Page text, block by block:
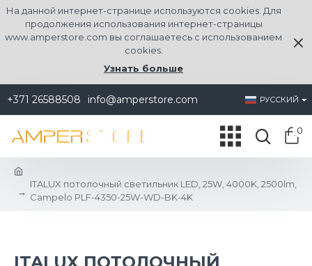
На данной интернет-странице используются cookies. Для
продолжения использования интернет-страницы
www.amperstore.com вы соглашаетесь с использованием
cookies.
Узнать больше
+371 26588508 info@amperstore.com РУССКИЙ
0
ITALUX потолочный светильник LED, 25W, 4000K, 2500lm,
Campelo PLF-4350-25W-WD-BK-4K